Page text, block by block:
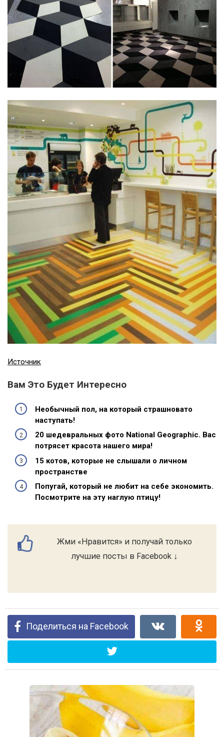
Источник
Вам Это Будет Интересно
Необычный пол, на который страшновато
наступать!
20 шедевральных фото National Geographic. Вас
потрясет красота нашего мира!
15 котов, которые не слышали о личном
пространстве
Попугай, который не любит на себе экономить.
Посмотрите на эту наглую птицу!
Жми «Нравится» и получай только
лучшие посты в Facebook ↓
Поделиться на Facebook